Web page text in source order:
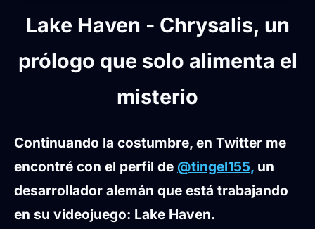
Lake Haven - Chrysalis, un
prólogo que solo alimenta el
misterio
Continuando la costumbre, en Twitter me
encontré con el perfil de @tingel155, un
desarrollador alemán que está trabajando
en su videojuego: Lake Haven.